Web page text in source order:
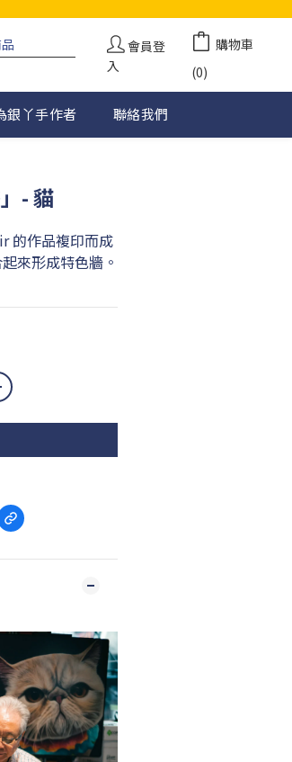
會員登
入
購物車
(0)
銀丫手作者 聯絡我們
- 貓
的作品複印而成
來形成特色牆。